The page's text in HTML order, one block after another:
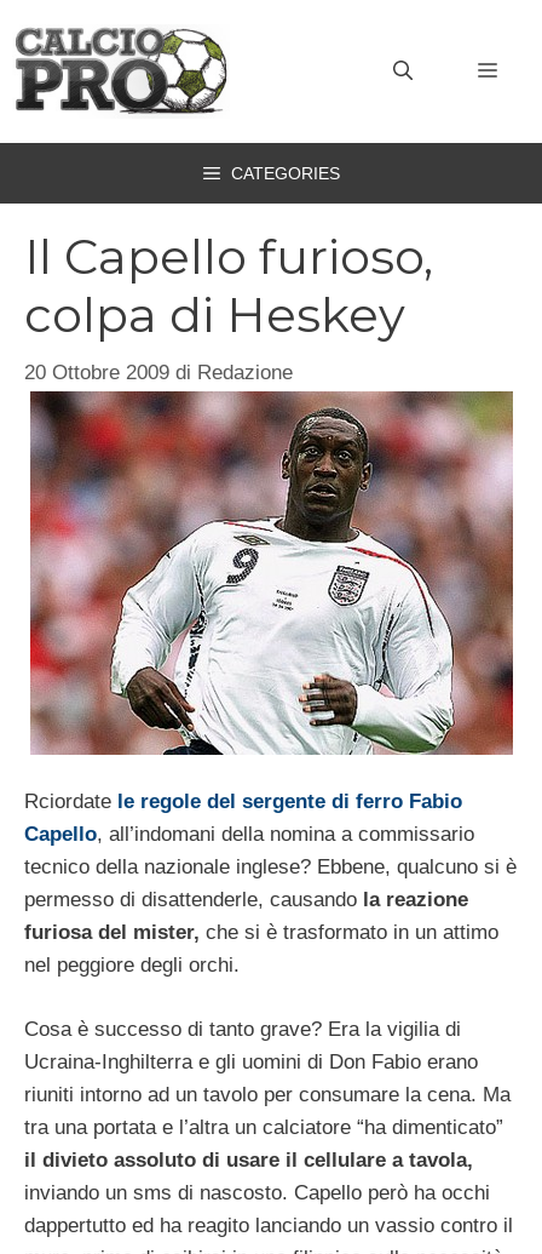
contenuto
CATEGORIES
Il Capello furioso,
colpa di Heskey
20 Ottobre 2009 di Redazione
Rciordate le regole del sergente di ferro Fabio
Capello, all’indomani della nomina a commissario
tecnico della nazionale inglese? Ebbene, qualcuno si è
permesso di disattenderle, causando la reazione
furiosa del mister, che si è trasformato in un attimo
nel peggiore degli orchi.
Cosa è successo di tanto grave? Era la vigilia di
Ucraina-Inghilterra e gli uomini di Don Fabio erano
riuniti intorno ad un tavolo per consumare la cena. Ma
tra una portata e l’altra un calciatore “ha dimenticato”
il divieto assoluto di usare il cellulare a tavola,
inviando un sms di nascosto. Capello però ha occhi
dappertutto ed ha reagito lanciando un vassio contro il